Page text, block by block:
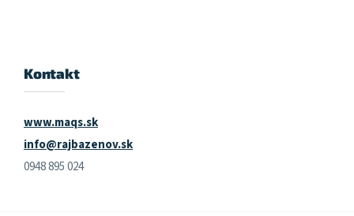
Kontakt
www.maqs.sk
info@rajbazenov.sk
0948 895 024